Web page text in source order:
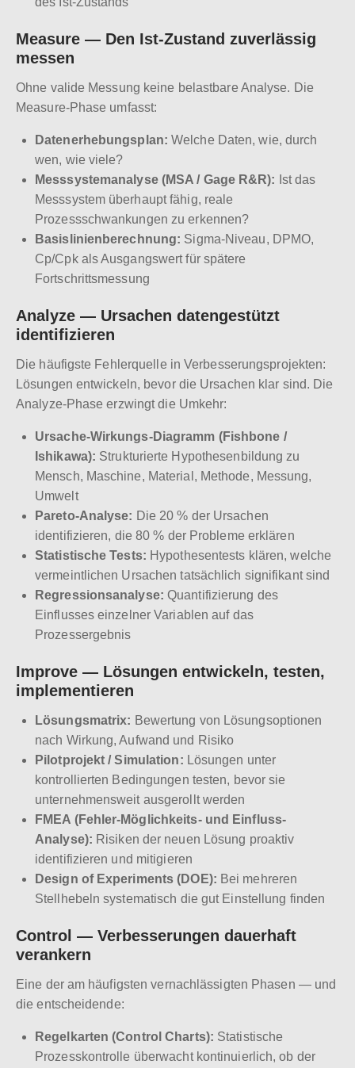
Measure — Den Ist-Zustand zuverlässig
messen
Ohne valide Messung keine belastbare Analyse. Die
Measure-Phase umfasst:
Datenerhebungsplan: Welche Daten, wie, durch
wen, wie viele?
Messsystemanalyse (MSA / Gage R&R): Ist das
Messsystem überhaupt fähig, reale
Prozessschwankungen zu erkennen?
Basislinienberechnung: Sigma-Niveau, DPMO,
Cp/Cpk als Ausgangswert für spätere
Fortschrittsmessung
Analyze — Ursachen datengestützt
identifizieren
Die häufigste Fehlerquelle in Verbesserungsprojekten:
Lösungen entwickeln, bevor die Ursachen klar sind. Die
Analyze-Phase erzwingt die Umkehr:
Ursache-Wirkungs-Diagramm (Fishbone /
Ishikawa): Strukturierte Hypothesenbildung zu
Mensch, Maschine, Material, Methode, Messung,
Umwelt
Pareto-Analyse: Die 20 % der Ursachen
identifizieren, die 80 % der Probleme erklären
Statistische Tests: Hypothesentests klären, welche
vermeintlichen Ursachen tatsächlich signifikant sind
Regressionsanalyse: Quantifizierung des
Einflusses einzelner Variablen auf das
Prozessergebnis
Improve — Lösungen entwickeln, testen,
implementieren
Lösungsmatrix: Bewertung von Lösungsoptionen
nach Wirkung, Aufwand und Risiko
Pilotprojekt / Simulation: Lösungen unter
kontrollierten Bedingungen testen, bevor sie
unternehmensweit ausgerollt werden
FMEA (Fehler-Möglichkeits- und Einfluss-
Analyse): Risiken der neuen Lösung proaktiv
identifizieren und mitigieren
Design of Experiments (DOE): Bei mehreren
Stellhebeln systematisch die gut Einstellung finden
Control — Verbesserungen dauerhaft
verankern
Eine der am häufigsten vernachlässigten Phasen — und
die entscheidende:
Regelkarten (Control Charts): Statistische
Prozesskontrolle überwacht kontinuierlich, ob der